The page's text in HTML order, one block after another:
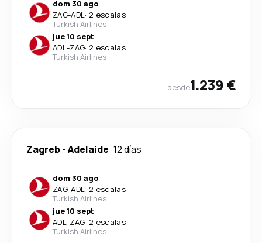
dom 30 ago
ZAG-ADL· 2 escalas
Turkish Airlines
jue 10 sept
ADL-ZAG· 2 escalas
Turkish Airlines
desde1.239 €
Zagreb-Adelaide 12 días
dom 30 ago
ZAG-ADL· 2 escalas
Turkish Airlines
jue 10 sept
ADL-ZAG· 2 escalas
Turkish Airlines